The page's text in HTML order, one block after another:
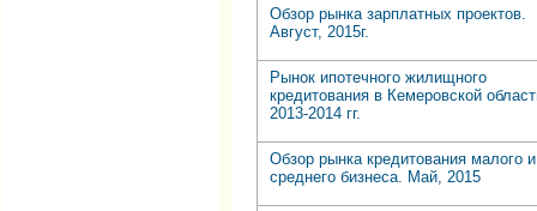
Обзор рынка зарплатных проектов.
Август, 2015г.
Рынок ипотечного жилищного
кредитования в Кемеровской
2013-2014 гг.
Обзор рынка кредитования малого и
среднего бизнеса. Май, 2015